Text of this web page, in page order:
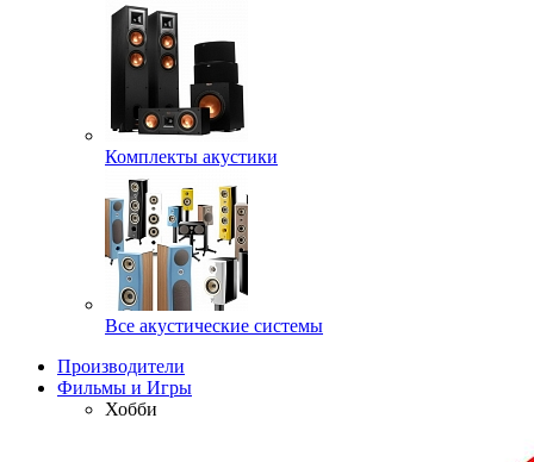
Комплекты акустики
Все акустические системы
Производители
Фильмы и Игры
Хобби